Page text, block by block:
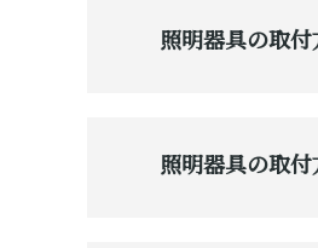
照明器具の取付
照明器具の取付